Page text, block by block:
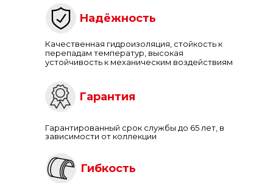
Качественная гидроизоляция, стойкость к
перепадам температур, высокая
устойчивость к механическим воздействиям
Гарантированный срок службы до 65 лет, в
зависимости от коллекции
Надёжность
Гарантия
Гибкость